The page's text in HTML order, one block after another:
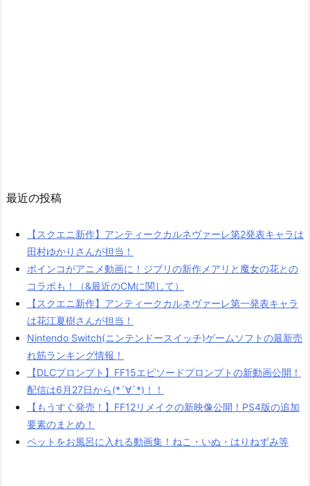
最近の投稿
【スクエニ新作】アンティークカルネヴァーレ第2発表キャラは
田村ゆかりさんが担当！
ポインコがアニメ動画に！ジブリの新作メアリと魔女の花との
コラボも！（&最近のCMに関して）
【スクエニ新作】アンティークカルネヴァーレ第一発表キャラ
は花江夏樹さんが担当！
Nintendo Switch(ニンテンドースイッチ)ゲームソフトの最新売
れ筋ランキング情報！
【DLCプロンプト】FF15エピソードプロンプトの新動画公開！
配信は6月27日から(*´∀`*)！！
【もうすぐ発売！】FF12リメイクの新映像公開！PS4版の追加
要素のまとめ！
ペットをお風呂に入れる動画集！ねこ・いぬ・はりねずみ等